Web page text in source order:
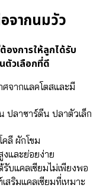
จากนมวัว
องการให้ลูกได้รับ
ตัวเลือกที่ดี
ศจากแลคโตสและมี
ปลาซาร์ดีน ปลาตัวเล็ก
ลี ผักโขม
งและย่อยง่าย
รับแคลเซียมไม่เพียงพอ
ริมแคลเซียมที่เหมาะ